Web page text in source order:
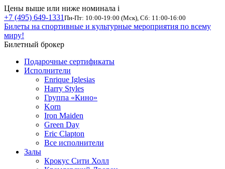
Цены выше или ниже номинала i
+7 (495) 649-1331 Пн-Пт: 10:00-19:00 (Мск), Сб: 11:00-16:00
Билеты на спортивные и культурные мероприятия по всему
миру!
Билетный брокер
Подарочные сертификаты
Исполнители
Enrique Iglesias
Harry Styles
Группа «Кино»
Korn
Iron Maiden
Green Day
Eric Clapton
Все исполнители
Залы
Крокус Сити Холл